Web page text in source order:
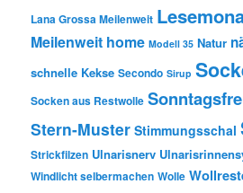
Lana Grossa Meilenweit
Meilenweit home Modell 35 Natur
schnelle Kekse Secondo Sirup
Socken aus Restwolle
Stern-Muster Stimmungsschal
Strickfilzen Ulnarisnerv
Windlicht selbermachen Wolle